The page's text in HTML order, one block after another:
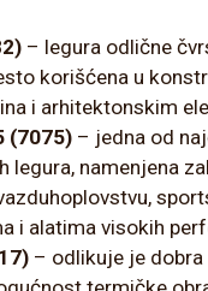
– legura odlične
korišćena u
i arhitektonskim
(7075) – jedna od
legura, namenjena
i alatima visokih
– odlikuje je dobra